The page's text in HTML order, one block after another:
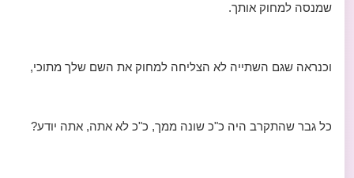
שמנסה למחוק אותך.
וכנראה שגם השתייה לא הצליחה למחוק את השם שלך מתוכי,
כל גבר שהתקרב היה כ"כ שונה ממך, כ"כ לא אתה, אתה יודע?